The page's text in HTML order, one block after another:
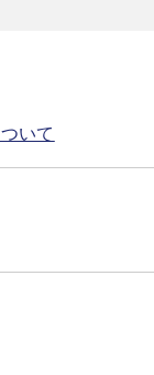
いて